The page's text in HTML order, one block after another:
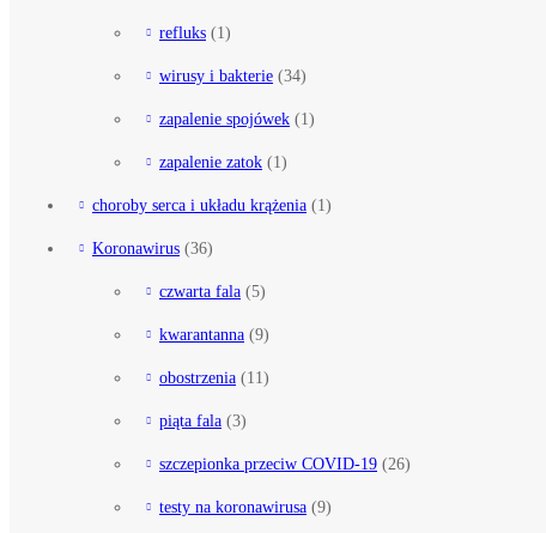
refluks (1)
wirusy i bakterie (34)
zapalenie spojówek (1)
zapalenie zatok (1)
choroby serca i układu krążenia (1)
Koronawirus (36)
czwarta fala (5)
kwarantanna (9)
obostrzenia (11)
piąta fala (3)
szczepionka przeciw COVID-19 (26)
testy na koronawirusa (9)